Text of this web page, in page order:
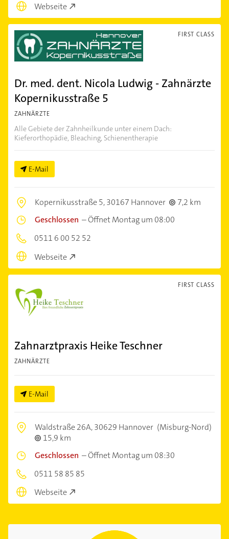
Webseite
FIRST CLASS
Dr. med. dent. Nicola Ludwig - Zahnärzte
Kopernikusstraße 5
ZAHNÄRZTE
Alle Gebiete der Zahnheilkunde unter einem Dach:
Kieferorthopädie, Bleaching, Schienentherapie
E-Mail
Kopernikusstraße 5,30167 Hannover
7,2 km
Geschlossen –Öffnet Montag um 08:00
0511 6 00 52 52
Webseite
FIRST CLASS
Zahnarztpraxis Heike Teschner
ZAHNÄRZTE
E-Mail
Waldstraße 26A,30629 Hannover (Misburg-Nord)
15,9 km
Geschlossen –Öffnet Montag um 08:30
0511 58 85 85
Webseite